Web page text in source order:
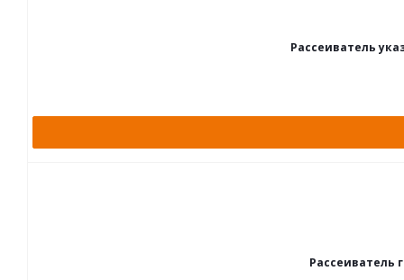
Рассеиватель
Рассеиватель